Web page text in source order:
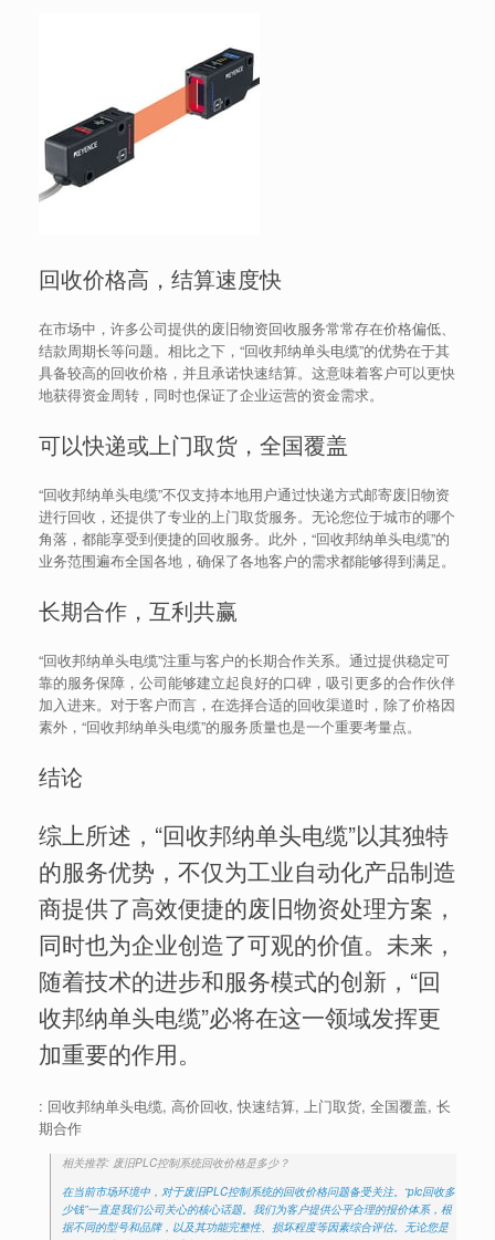
回收价格高，结算速度快
在市场中，许多公司提供的废旧物资回收服务常常存在价格偏低、
结款周期长等问题。相比之下，“回收邦纳单头电缆”的优势在于其
具备较高的回收价格，并且承诺快速结算。这意味着客户可以更快
地获得资金周转，同时也保证了企业运营的资金需求。
可以快递或上门取货，全国覆盖
“回收邦纳单头电缆”不仅支持本地用户通过快递方式邮寄废旧物资
进行回收，还提供了专业的上门取货服务。无论您位于城市的哪个
角落，都能享受到便捷的回收服务。此外，“回收邦纳单头电缆”的
业务范围遍布全国各地，确保了各地客户的需求都能够得到满足。
长期合作，互利共赢
“回收邦纳单头电缆”注重与客户的长期合作关系。通过提供稳定可
靠的服务保障，公司能够建立起良好的口碑，吸引更多的合作伙伴
加入进来。对于客户而言，在选择合适的回收渠道时，除了价格因
素外，“回收邦纳单头电缆”的服务质量也是一个重要考量点。
结论
综上所述，“回收邦纳单头电缆”以其独特
的服务优势，不仅为工业自动化产品制造
商提供了高效便捷的废旧物资处理方案，
同时也为企业创造了可观的价值。未来，
随着技术的进步和服务模式的创新，“回
收邦纳单头电缆”必将在这一领域发挥更
加重要的作用。
: 回收邦纳单头电缆, 高价回收, 快速结算, 上门取货, 全国覆盖, 长
期合作
相关推荐: 废旧PLC控制系统回收价格是多少？
在当前市场环境中，对于废旧PLC控制系统的回收价格问题备受关注。“plc回收多
少钱”一直是我们公司关心的核心话题。我们为客户提供公平合理的报价体系，根
据不同的型号和品牌，以及其功能完整性、损坏程度等因素综合评估。无论您是